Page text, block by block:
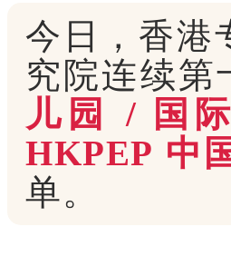
今日，香港
究院连续第
儿园
/
国
HKPEP 中
单。